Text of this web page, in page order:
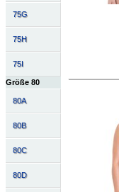
75G
75H
75I
Größe 80
80A
80B
80C
80D